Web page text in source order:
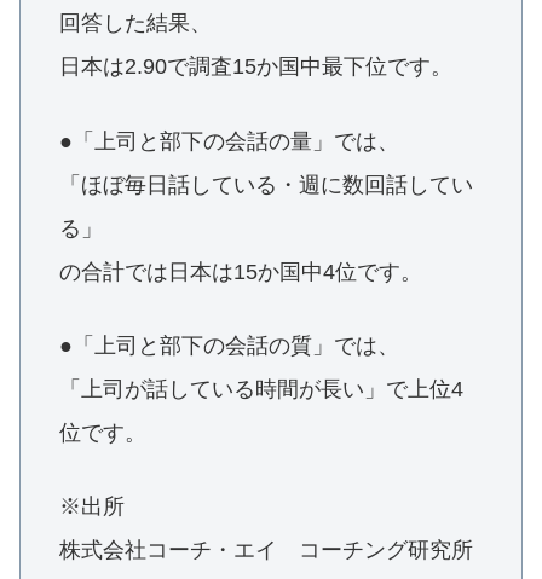
回答した結果、
日本は2.90で調査15か国中最下位です。
●「上司と部下の会話の量」では、
「ほぼ毎日話している・週に数回話してい
る」
の合計では日本は15か国中4位です。
●「上司と部下の会話の質」では、
「上司が話している時間が長い」で上位4
位です。
※出所
株式会社コーチ・エイ コーチング研究所